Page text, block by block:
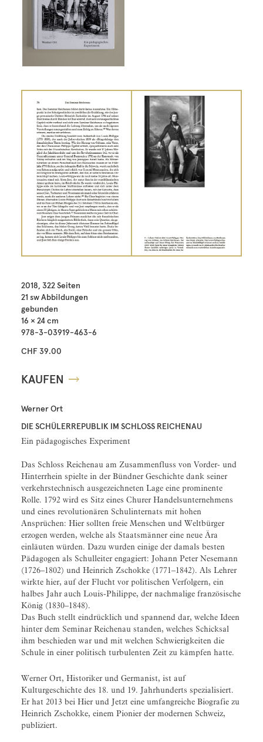
2018, 322 Seiten
21 sw Abbildungen
gebunden
16 × 24 cm
978-3-03919-463-6
CHF 39.00
KAUFEN
Werner Ort
DIE SCHÜLERREPUBLIK IM SCHLOSS REICHENAU
Ein pädagogisches Experiment
Das Schloss Reichenau am Zusammenfluss von Vorder- und
Hinterrhein spielte in der Bündner Geschichte dank seiner
verkehrstechnisch ausgezeichneten Lage eine prominente
Rolle. 1792 wird es Sitz eines Churer Handelsunternehmens
und eines revolutionären Schulinternats mit hohen
Ansprüchen: Hier sollten freie Menschen und Weltbürger
erzogen werden, welche als Staatsmänner eine neue Ära
einläuten würden. Dazu wurden einige der damals besten
Pädagogen als Schulleiter engagiert: Johann Peter Nesemann
(1726–1802) und Heinrich Zschokke (1771–1842). Als Lehrer
wirkte hier, auf der Flucht vor politischen Verfolgern, ein
halbes Jahr auch Louis-Philippe, der nachmalige französische
König (1830–1848).
Das Buch stellt eindrücklich und spannend dar, welche Ideen
hinter dem Seminar Reichenau standen, welches Schicksal
ihm beschieden war und mit welchen Schwierigkeiten die
Schule in einer politisch turbulenten Zeit zu kämpfen hatte.
Werner Ort, Historiker und Germanist, ist auf
Kulturgeschichte des 18. und 19. Jahrhunderts spezialisiert.
Er hat 2013 bei Hier und Jetzt eine umfangreiche Biografie zu
Heinrich Zschokke, einem Pionier der modernen Schweiz,
publiziert.